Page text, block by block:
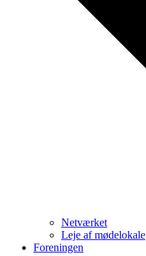
Netværket
Leje af mødelokale
Foreningen